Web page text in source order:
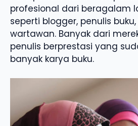
profesional dari beragalam
seperti blogger, penulis
wartawan. Banyak dari
penulis berprestasi yang
banyak karya buku.